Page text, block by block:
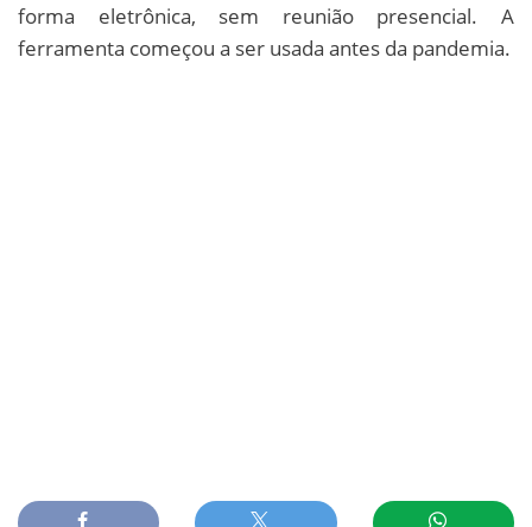
forma eletrônica, sem reunião presencial. A
ferramenta começou a ser usada antes da pandemia.